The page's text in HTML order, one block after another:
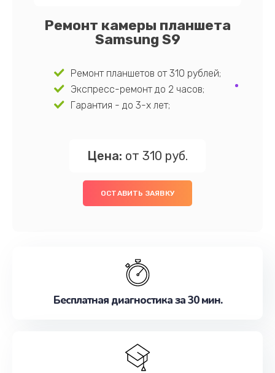
Ремонт камеры планшета
Samsung S9
Ремонт планшетов от 310 рублей;
Экспресс-ремонт до 2 часов;
Гарантия - до 3-х лет;
Цена: от 310 руб.
ОСТАВИТЬ ЗАЯВКУ
Бесплатная диагностика за 30 мин.